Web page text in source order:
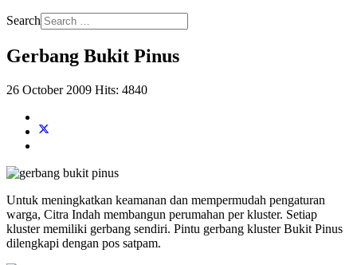
Search
Gerbang Bukit Pinus
26 October 2009 Hits: 4840
Untuk meningkatkan keamanan dan mempermudah pengaturan
warga, Citra Indah membangun perumahan per kluster. Setiap
kluster memiliki gerbang sendiri. Pintu gerbang kluster Bukit Pinus
dilengkapi dengan pos satpam.